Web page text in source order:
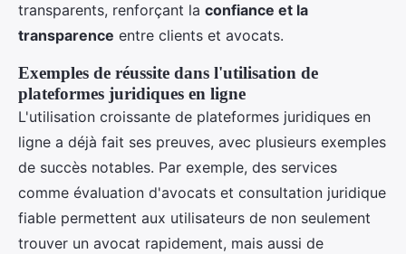
transparents, renforçant la confiance et la
transparence entre clients et avocats.
Exemples de réussite dans l'utilisation de
plateformes juridiques en ligne
L'utilisation croissante de plateformes juridiques en
ligne a déjà fait ses preuves, avec plusieurs exemples
de succès notables. Par exemple, des services
comme évaluation d'avocats et consultation juridique
fiable permettent aux utilisateurs de non seulement
trouver un avocat rapidement, mais aussi de